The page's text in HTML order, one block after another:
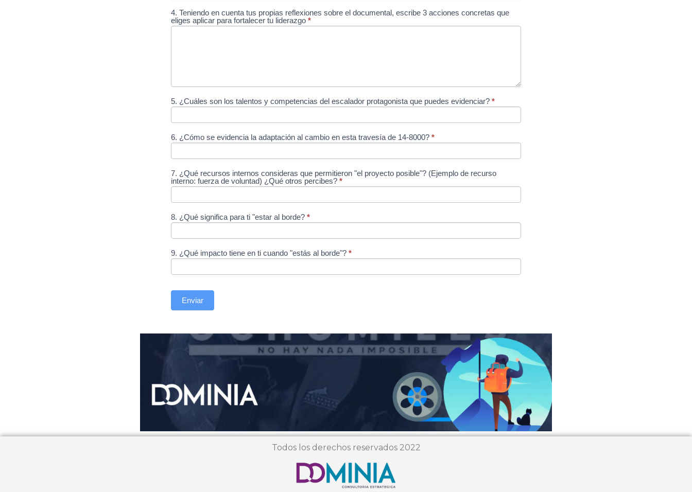
4. Teniendo en cuenta tus propias reflexiones sobre el documental, escribe 3 acciones concretas que
eliges aplicar para fortalecer tu liderazgo *
5. ¿Cuáles son los talentos y competencias del escalador protagonista que puedes evidenciar? *
6. ¿Cómo se evidencia la adaptación al cambio en esta travesía de 14-8000? *
7. ¿Qué recursos internos consideras que permitieron "el proyecto posible"? (Ejemplo de recurso
interno: fuerza de voluntad) ¿Qué otros percibes? *
8. ¿Qué significa para ti "estar al borde? *
9. ¿Qué impacto tiene en ti cuando "estás al borde"? *
Enviar
Todos los derechos reservados 2022